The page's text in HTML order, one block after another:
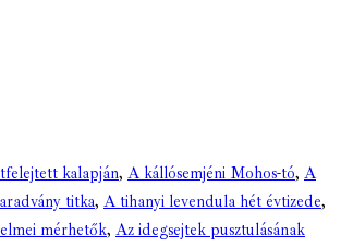
kalapján, A kállósemjéni Mohos-tó, A
titka, A tihanyi levendula hét évtizede,
mérhetők, Az idegsejtek pusztulásának